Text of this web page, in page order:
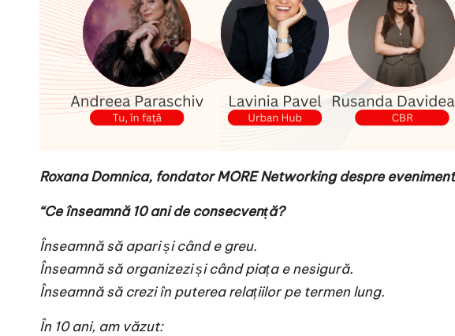
Roxana Domnica, fondator MORE Networking despre
“Ce înseamnă 10 ani de consecvență?
Înseamnă să apari și când e greu.
Înseamnă să organizezi și când piața e nesigură.
Înseamnă să crezi în puterea relațiilor pe termen lung.
În 10 ani, am văzut: